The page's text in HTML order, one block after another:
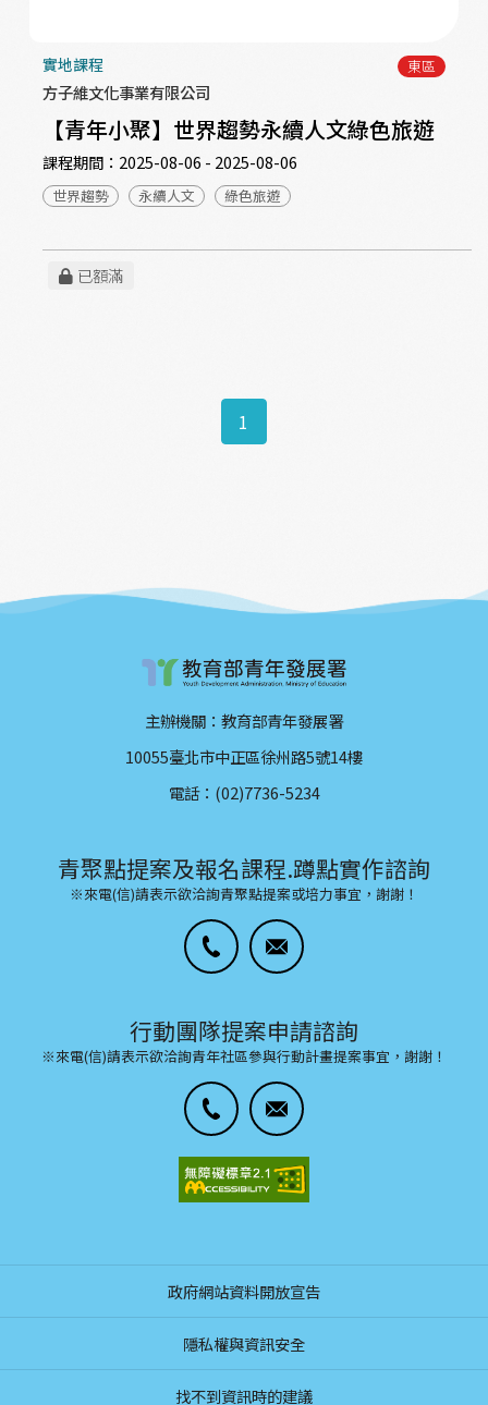
實地課程 東區
方子維文化事業有限公司
【青年小聚】世界趨勢永續人文綠色旅遊
課程期間： 2025-08-06 - 2025-08-06
世界趨勢 永續人文 綠色旅遊
已額滿
1
主辦機關：教育部青年發展署
10055臺北市中正區徐州路5號14樓
電話：(02)7736-5234
青聚點提案及報名課程.蹲點實作諮詢
※來電(信)請表示欲洽詢青聚點提案或培力事宜，謝謝！
行動團隊提案申請諮詢
※來電(信)請表示欲洽詢青年社區參與行動計畫提案事宜，謝謝！
政府網站資料開放宣告
隱私權與資訊安全
找不到資訊時的建議